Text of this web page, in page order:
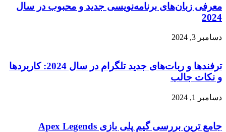
معرفی زبان‌های برنامه‌نویسی جدید و محبوب در سال
2024
دسامبر 3, 2024
ترفندها و ربات‌های جدید تلگرام در سال 2024: کاربردها
و نکات جالب
دسامبر 1, 2024
جامع ترین بررسی گیم پلی بازی Apex Legends